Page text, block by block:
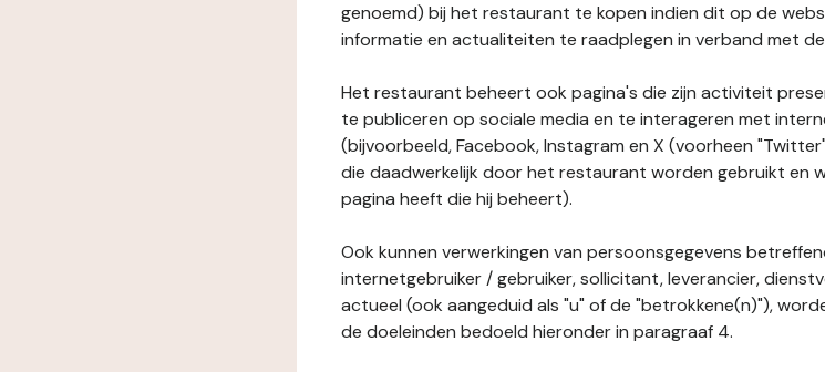
genoemd) bij het restaurant te kopen indien dit op de
informatie en actualiteiten te raadplegen in verband met
Het restaurant beheert ook pagina's die zijn activiteit
te publiceren op sociale media en te interageren met
(bijvoorbeeld, Facebook, Instagram en X (voorheen
die daadwerkelijk door het restaurant worden gebruikt en
pagina heeft die hij beheert).
Ook kunnen verwerkingen van persoonsgegevens
internetgebruiker / gebruiker, sollicitant, leverancier,
actueel (ook aangeduid als "u" of de "betrokkene(n)"),
de doeleinden bedoeld hieronder in paragraaf 4.